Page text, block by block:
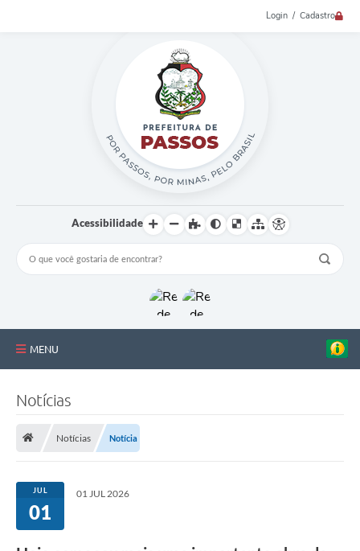
Login / Cadastro
Acessibilidade
MENU
Estrutura Administrativa
Galeria de Fotos
Notícias
Notícias Notícia
JUL
01
01 JUL 2026